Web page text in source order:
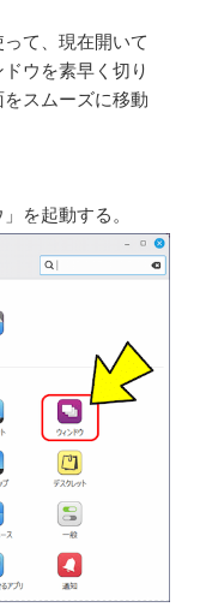
て、現在開いて
ウを素早く切り
スムーズに移動
を起動する。